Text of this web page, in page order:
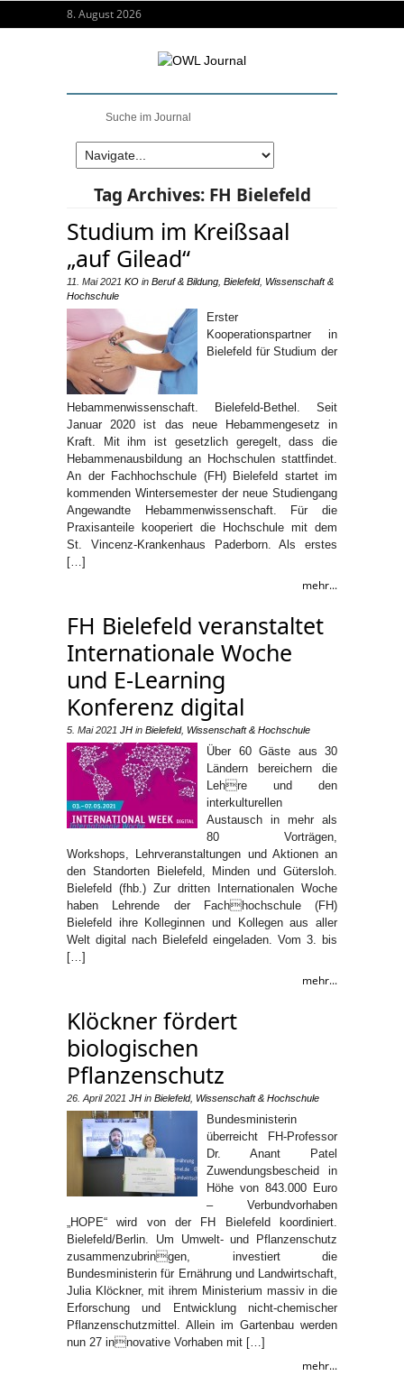
8. August 2026
Tag Archives: FH Bielefeld
Studium im Kreißsaal
„auf Gilead“
11. Mai 2021 KO in Beruf & Bildung Bielefeld, Wissenschaft &
Hochschule
Erster
Kooperationspartner in
Bielefeld für Studium der
Hebammenwissenschaft. Bielefeld-Bethel. Seit
Januar 2020 ist das neue Hebammengesetz in
Kraft. Mit ihm ist gesetzlich geregelt, dass die
Hebammenausbildung an Hochschulen stattfindet.
An der Fachhochschule (FH) Bielefeld startet im
kommenden Wintersemester der neue Studiengang
Angewandte Hebammenwissenschaft. Für die
Praxisanteile kooperiert die Hochschule mit dem
St. Vincenz-Krankenhaus Paderborn. Als erstes
[…]
mehr...
FH Bielefeld veranstaltet
Internationale Woche
und E-Learning
Konferenz digital
5. Mai 2021 JH in Bielefeld, Wissenschaft & Hochschule
Über 60 Gäste aus 30
Ländern bereichern die
Lehre und den
interkulturellen
Austausch in mehr als
80 Vorträgen,
Workshops, Lehrveranstaltungen und Aktionen an
den Standorten Bielefeld, Minden und Gütersloh.
Bielefeld (fhb.) Zur dritten Internationalen Woche
haben Lehrende der Fachhochschule (FH)
Bielefeld ihre Kolleginnen und Kollegen aus aller
Welt digital nach Bielefeld eingeladen. Vom 3. bis
[…]
mehr...
Klöckner fördert
biologischen
Pflanzenschutz
26. April 2021 JH in Bielefeld, Wissenschaft & Hochschule
Bundesministerin
überreicht FH-Professor
Dr. Anant Patel
Zuwendungsbescheid in
Höhe von 843.000 Euro
– Verbundvorhaben
„HOPE“ wird von der FH Bielefeld koordiniert.
Bielefeld/Berlin. Um Umwelt- und Pflanzenschutz
zusammenzubringen, investiert die
Bundesministerin für Ernährung und Landwirtschaft,
Julia Klöckner, mit ihrem Ministerium massiv in die
Erforschung und Entwicklung nicht-chemischer
Pflanzenschutzmittel. Allein im Gartenbau werden
nun 27 innovative Vorhaben mit […]
mehr...